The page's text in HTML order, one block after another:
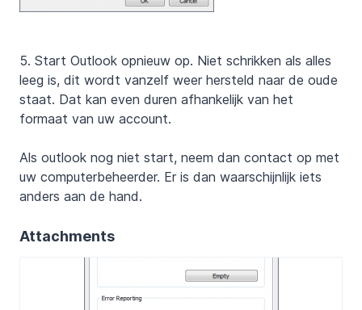
5. Start Outlook opnieuw op. Niet schrikken als alles
leeg is, dit wordt vanzelf weer hersteld naar de oude
staat. Dat kan even duren afhankelijk van het
formaat van uw account.
Als outlook nog niet start, neem dan contact op met
uw computerbeheerder. Er is dan waarschijnlijk iets
anders aan de hand.
Attachments